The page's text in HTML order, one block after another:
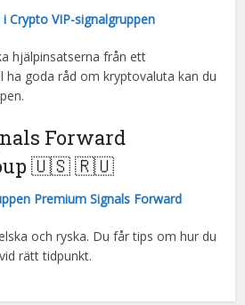
Crypto VIP-signalgruppen
hjälpinsatserna från ett
ha goda råd om kryptovaluta kan du
Forward
🇺🇸 🇷🇺
Premium Signals Forward
och ryska. Du får tips om hur du
rätt tidpunkt.